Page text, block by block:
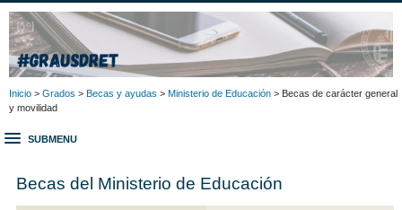
Inicio > Grados > Becas y ayudas > Ministerio de Educación > Becas de carácter general
y movilidad
SUBMENU
Becas del Ministerio de Educación